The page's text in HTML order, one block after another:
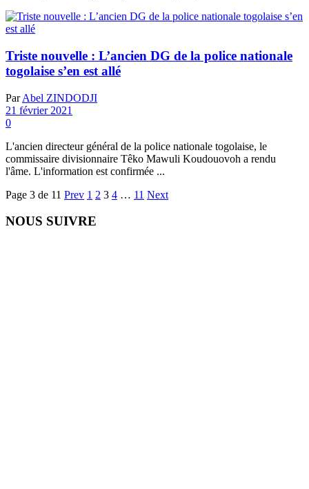
Triste nouvelle : L’ancien DG de la police nationale
togolaise s’en est allé
Par Abel ZINDODJI
21 février 2021
0
L'ancien directeur général de la police nationale togolaise, le
commissaire divisionnaire Têko Mawuli Koudouovoh a rendu
l'âme. L'information est confirmée ...
Page 3 de 11 Prev 1 2 3 4 … 11 Next
NOUS SUIVRE